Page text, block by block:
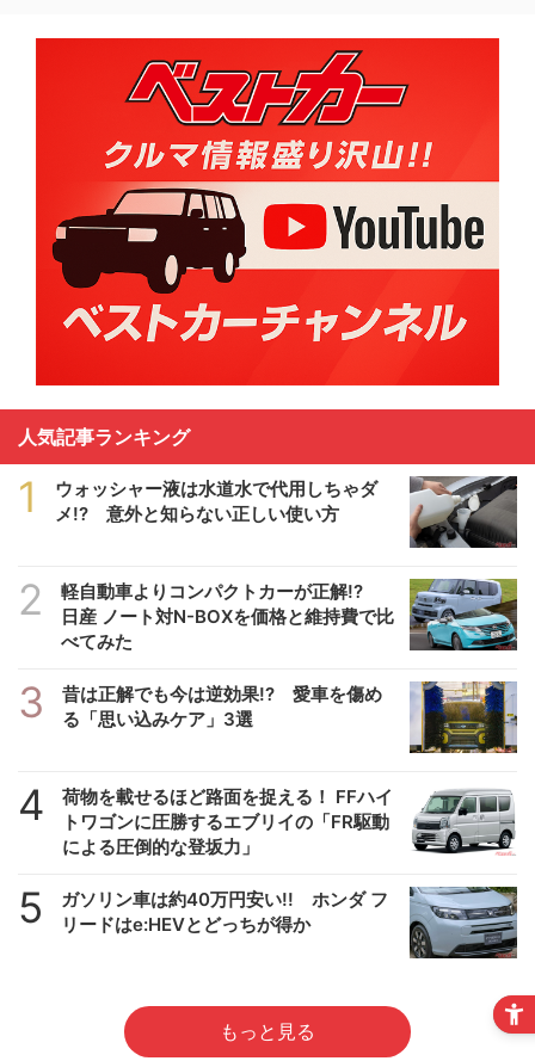
人気記事ランキング
1
ウォッシャー液は水道水で代用しちゃダ
メ!? 意外と知らない正しい使い方
2
軽自動車よりコンパクトカーが正解!?
日産 ノート対N-BOXを価格と維持費で比
べてみた
3
昔は正解でも今は逆効果!? 愛車を傷め
る「思い込みケア」3選
4
荷物を載せるほど路面を捉える！ FFハイ
トワゴンに圧勝するエブリイの「FR駆動
による圧倒的な登坂力」
5
ガソリン車は約40万円安い!! ホンダ フ
リードはe:HEVとどっちが得か
もっと見る